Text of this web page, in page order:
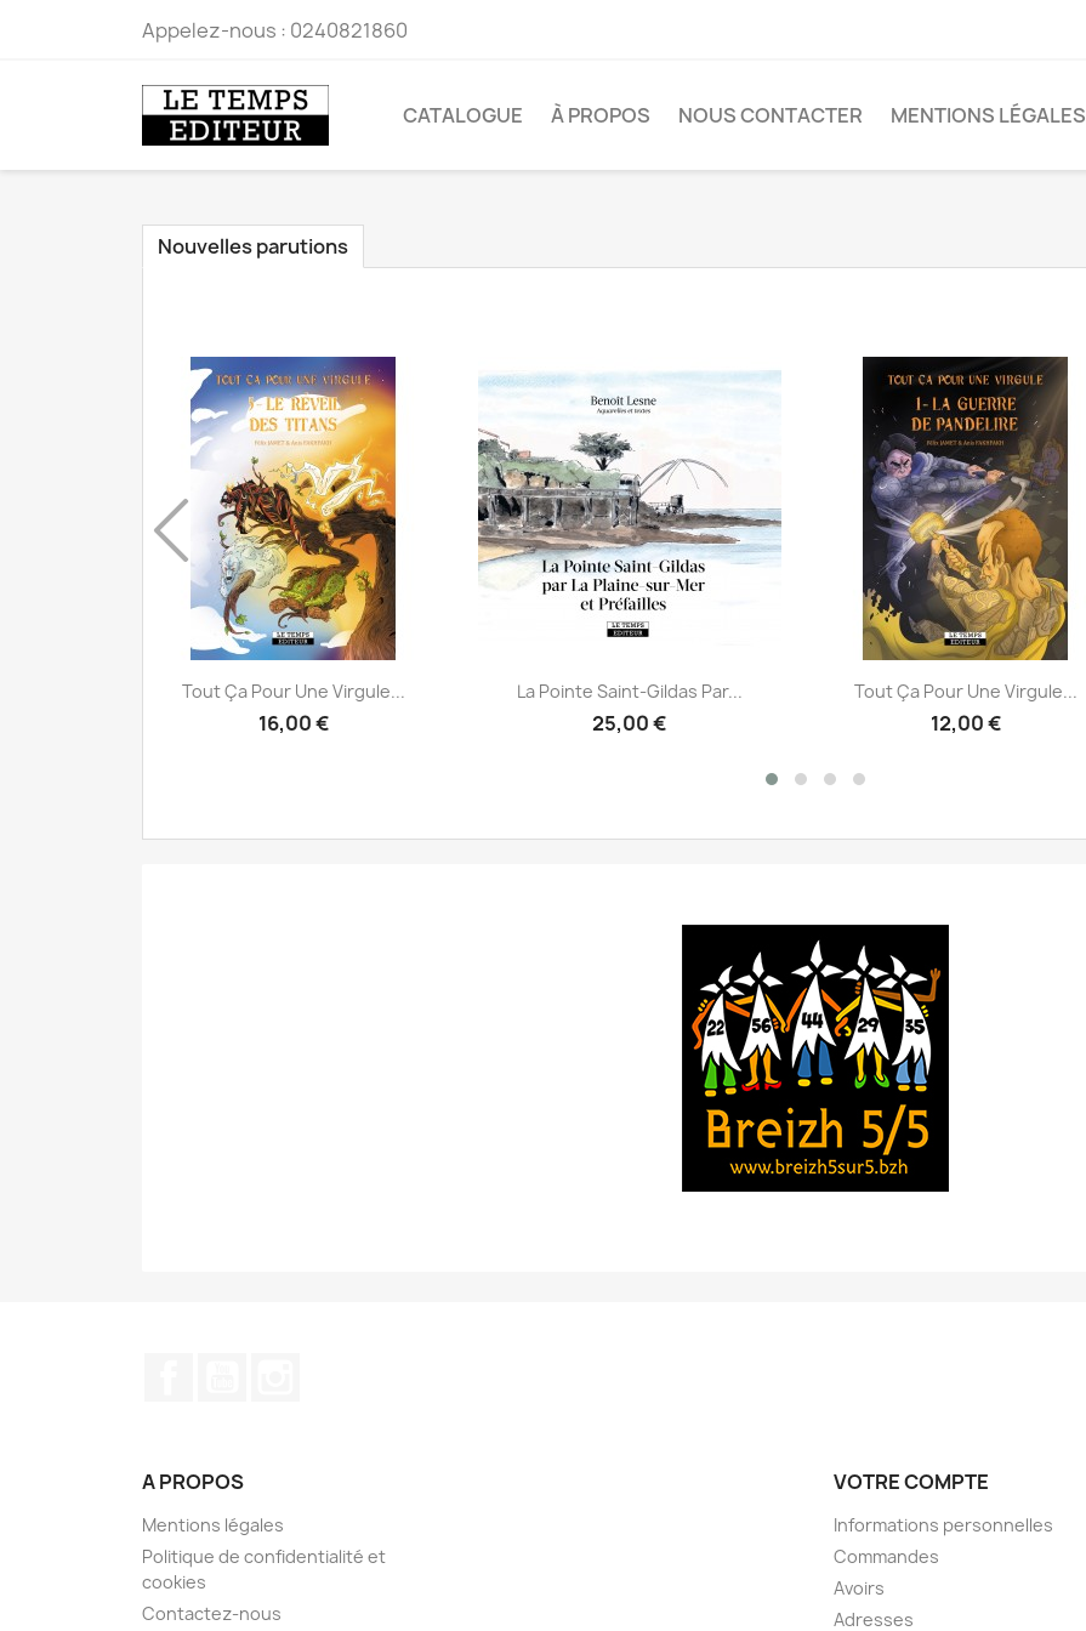
Appelez-nous : 0240821860
CATALOGUE À PROPOS NOUS CONTACTER MENTIONS LÉGALES
Nouvelles parutions
Aperçu rapide
Tout Ça Pour Une Virgule...
16,00 €
Aperçu rapide
La Pointe Saint-Gildas Par...
25,00 €
Aperçu rapide
Tout Ça Pour Une Virgule...
12,00 €
A PROPOS
Mentions légales
Politique de confidentialité et
cookies
Contactez-nous
VOTRE COMPTE
Informations personnelles
Commandes
Avoirs
Adresses